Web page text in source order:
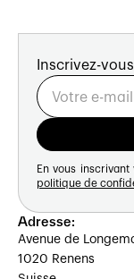
Inscrivez-
En vous
politique de
Adresse:
Avenue de
1020 Renens